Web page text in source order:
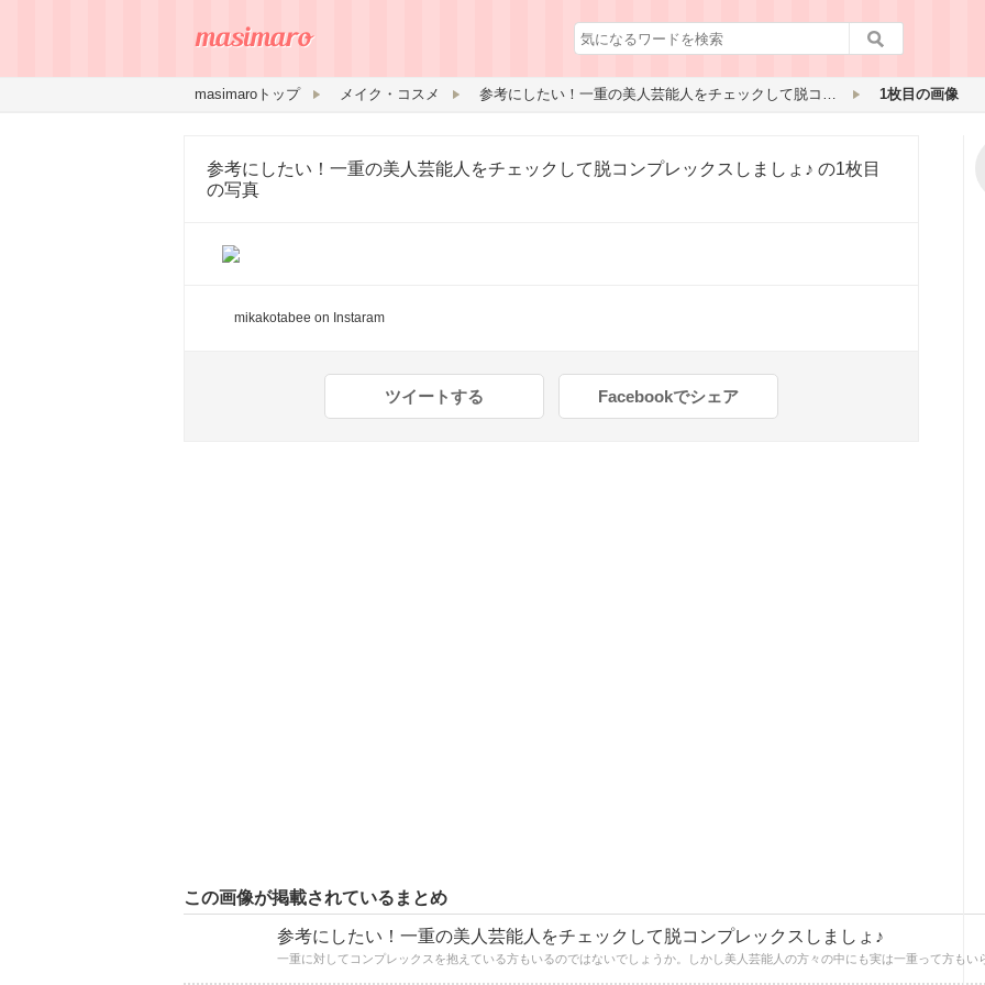
masimaroトップ メイク・コスメ 参考にしたい！一重の美人芸能人をチェックして脱コンプレックスしましょ♪ 1枚目の画像
参考にしたい！一重の美人芸能人をチェックして脱コンプレックスしましょ♪ の1枚目
の写真
mikakotabee on Instaram
ツイートする Facebookでシェア
この画像が掲載されているまとめ
参考にしたい！一重の美人芸能人をチェックして脱コンプレックスしましょ♪